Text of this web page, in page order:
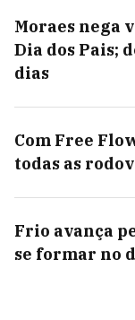
Moraes nega
Dia dos Pais;
dias
Com Free
todas as
Frio avança
se formar no